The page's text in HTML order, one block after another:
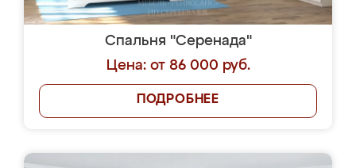
Спальня "Серенада"
Цена: от 86 000 руб.
ПОДРОБНЕЕ